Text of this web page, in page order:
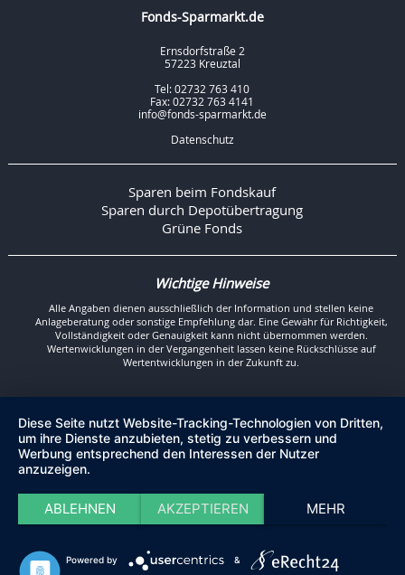
Fonds-Sparmarkt.de
Ernsdorfstraße 2
57223 Kreuztal
Tel: 02732 763 410
Fax: 02732 763 4141
info@fonds-sparmarkt.de
Datenschutz
Sparen beim Fondskauf
Sparen durch Depotübertragung
Grüne Fonds
Wichtige Hinweise
Alle Angaben dienen ausschließlich der Information und stellen keine
Anlageberatung oder sonstige Empfehlung dar. Eine Gewähr für Richtigkeit,
Vollständigkeit oder Genauigkeit kann nicht übernommen werden.
Wertenwicklungen in der Vergangenheit lassen keine Rückschlüsse auf
Wertentwicklungen in der Zukunft zu.
Diese Seite nutzt Website-Tracking-Technologien von Dritten,
um ihre Dienste anzubieten, stetig zu verbessern und
Werbung entsprechend den Interessen der Nutzer
anzuzeigen.
ABLEHNEN AKZEPTIEREN MEHR
Powered by &